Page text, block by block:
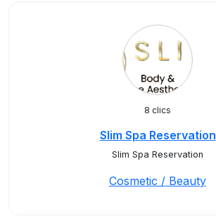
8 clics
Slim Spa Reservation
Slim Spa Reservation
Cosmetic / Beauty